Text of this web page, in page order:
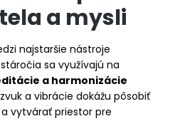
a mysli
najstaršie nástroje
sa využívajú na
a harmonizácie
a vibrácie dokážu pôsobiť
vytvárať priestor pre